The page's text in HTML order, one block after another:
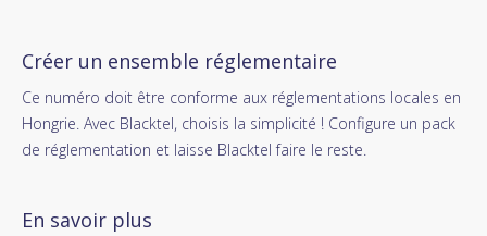
Créer un ensemble réglementaire
Ce numéro doit être conforme aux réglementations locales en
Hongrie. Avec Blacktel, choisis la simplicité ! Configure un pack
de réglementation et laisse Blacktel faire le reste.
En savoir plus